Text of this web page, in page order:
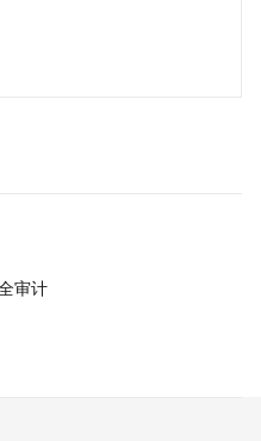
内置组件进行弹
源成本。
审计